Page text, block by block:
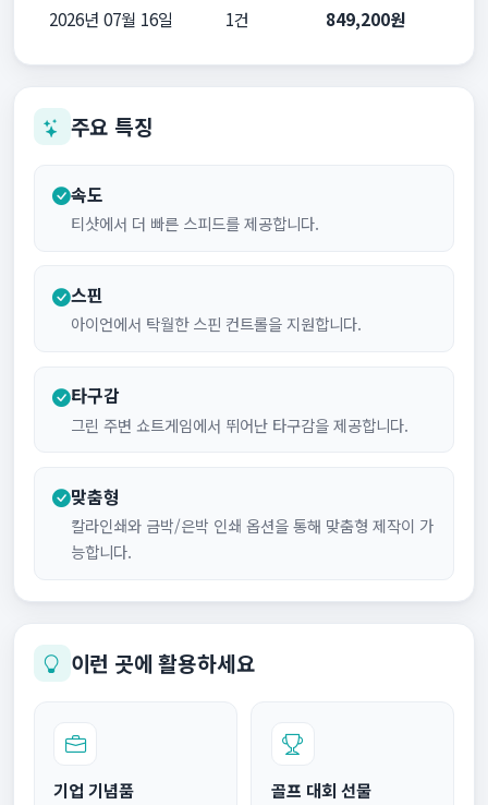
2026년 07월 16일 1건 849,200원
주요 특징
속도
티샷에서 더 빠른 스피드를 제공합니다.
스핀
아이언에서 탁월한 스핀 컨트롤을 지원합니다.
타구감
그린 주변 쇼트게임에서 뛰어난 타구감을 제공합니다.
맞춤형
칼라인쇄와 금박/은박 인쇄 옵션을 통해 맞춤형 제작이 가
능합니다.
이런 곳에 활용하세요
기업 기념품 골프 대회 선물